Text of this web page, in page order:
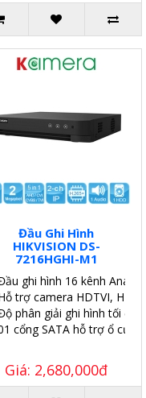
Pro.
IP.
Đầu Ghi Hình
HIKVISION DS-
7216HGHI-M1
ghi hình 16 kênh
trợ camera HDTVI,
phân giải ghi hình tối đa
cổng SATA hỗ trợ ổ
Giá: 2,680,000đ